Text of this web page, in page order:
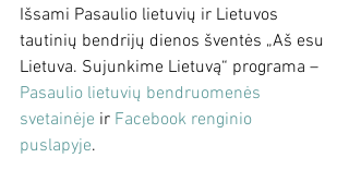
Išsami Pasaulio lietuvių ir Lietuvos
tautinių bendrijų dienos šventės „Aš esu
Lietuva. Sujunkime Lietuvą“ programa –
Pasaulio lietuvių bendruomenės
svetainėje ir Facebook renginio
puslapyje.